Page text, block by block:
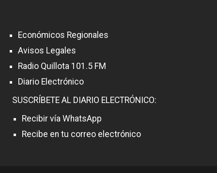
Económicos Regionales
Avisos Legales
Radio Quillota 101.5 FM
Diario Electrónico
SUSCRÍBETE AL DIARIO ELECTRÓNICO:
Recibir vía WhatsApp
Recibe en tu correo electrónico